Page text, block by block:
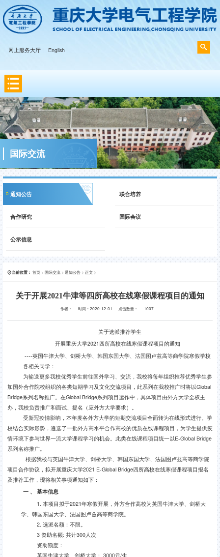
网上服务大厅 English
国际交流
通知公告 联合培养
合作研究 国际会议
公示信息
当前位置： 首页 > 国际交流 > 通知公告 > 正文 >
关于开展2021牛津等四所高校在线寒假课程项目的通知
作者： 时间：2020-12-01 点击数量： 1007
关于选派推荐学生
开展重庆大学2021 四所高校在线寒假课程项目的通知
----英国牛津大学、剑桥大学、韩国东国大学、法国图卢兹高等商学院寒假学校
各相关同学：
为输送更多我校优秀学生前往国外学习、交流，我校将每年组织推荐优秀学生参
加国外合作院校组织的各类短期学习及文化交流项目，此系列在我校推广时将以Global
Bridge系列名称推广。在Global Bridge系列项目运作中，具体项目由外方大学全权主
办，我校负责推广和面试、提名（应外方大学要求）。
受新冠疫情影响，本年度各外方大学的短期交流项目全面转为在线形式进行。学
校结合实际形势，遴选了一批外方高水平合作高校的优质在线课程项目，为学生提供疫
情环境下参与世界一流大学课程学习的机会。此类在线课程项目统一以E-Global Bridge
系列名称推广。
根据我校与英国牛津大学、剑桥大学、韩国东国大学、法国图卢兹高等商学院
项目合作协议，拟开展重庆大学2021 E-Global Bridge四所高校在线寒假课程项目报名
及推荐工作，现将相关事项通知如下：
一 、 基本信息
1. 本项目拟于2021年寒假开展，外方合作高校为英国牛津大学、剑桥大
学、韩国东国大学、法国图卢兹高等商学院。
2. 选派名额：不限。
3 资助名额: 共计300人次
资助额度：
英国牛津大学、剑桥大学： 3000元/生